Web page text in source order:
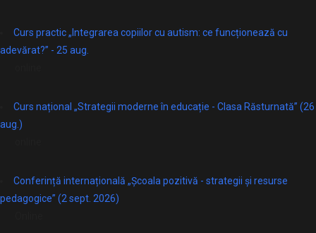
Curs practic „Integrarea copiilor cu autism: ce funcționează cu
adevărat?” - 25 aug.
Curs național „Strategii moderne în educație - Clasa Răsturnată” (26
aug.)
Conferință internațională „Școala pozitivă - strategii și resurse
pedagogice” (2 sept. 2026)